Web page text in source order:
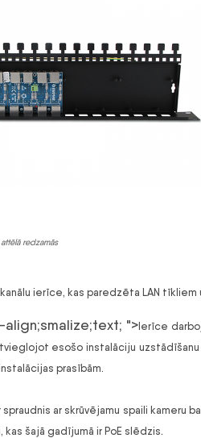
redzamās
kanālu ierīce, kas paredzēta LAN
"> Ierīce
esošo instalāciju uzstādīšanu
prasībām.
ar skrūvējamu spaili kameru
kas šajā gadījumā ir PoE slēdzis.